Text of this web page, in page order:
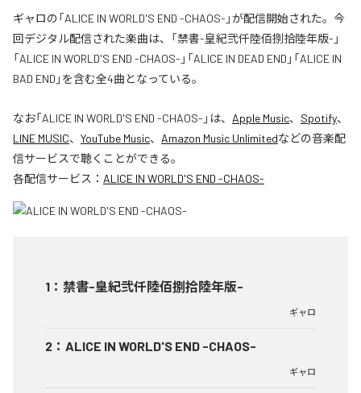
ギャロの「ALICE IN WORLD'S END -CHAOS-」が配信開始された。今
回デジタル配信された楽曲は、「禁書-皇紀弐仟陸佰捌拾陸年版-」
「ALICE IN WORLD'S END -CHAOS-」「ALICE IN DEAD END」「ALICE IN
BAD END」を含む全4曲となっている。
なお「ALICE IN WORLD'S END -CHAOS- 」は、 Apple Music、 Spotify、
LINE MUSIC、 YouTube Music、 Amazon Music Unlimitedなどの音楽配
信サービスで聴くことができる。
各配信サービス： ALICE IN WORLD'S END -CHAOS-
1 ： 禁書-皇紀弐仟陸佰捌拾陸年版-
ギャロ
2 ： ALICE IN WORLD'S END -CHAOS-
ギャロ